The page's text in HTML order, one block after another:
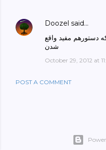
Doozel said…
دستورهم مفید واقع
شدن
October 29, 2012 at
POST A COMMENT